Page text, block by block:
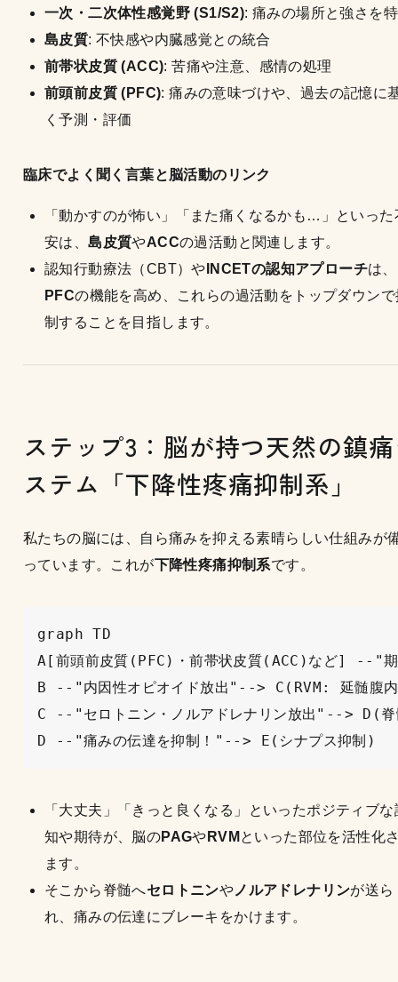
一次・二次体性感覚野 (S1/S2): 痛みの場所と強さを
島皮質: 不快感や内臓感覚との統合
前帯状皮質 (ACC): 苦痛や注意、感情の処理
前頭前皮質 (PFC): 痛みの意味づけや、過去の記憶に
く予測・評価
臨床でよく聞く言葉と脳活動のリンク
「動かすのが怖い」「また痛くなるかも…」といった
安は、島皮質やACCの過活動と関連します。
認知行動療法（CBT）や INCETの認知アプローチは、
PFCの機能を高め、これらの過活動をトップダウンで
制することを目指します。
ステップ3：脳が持つ天然の鎮
ステム「下降性疼痛抑制系」
私たちの脳には、自ら痛みを抑える素晴らしい仕組みが
っています。これが下降性疼痛抑制系です。
graph TD
A[前頭前皮質(PFC)・前帯状皮質(ACC)など] --"
B --"内因性オピオイド放出"--> C(RVM: 延髄腹
C --"セロトニン・ノルアドレナリン放出"--> D(
「大丈夫」「きっと良くなる」といったポジティブな
知や期待が、脳のPAGや RVM といった部位を活性化
ます。
そこから脊髄へセロトニンや ノルアドレナリンが送ら
れ、痛みの伝達にブレーキをかけます。